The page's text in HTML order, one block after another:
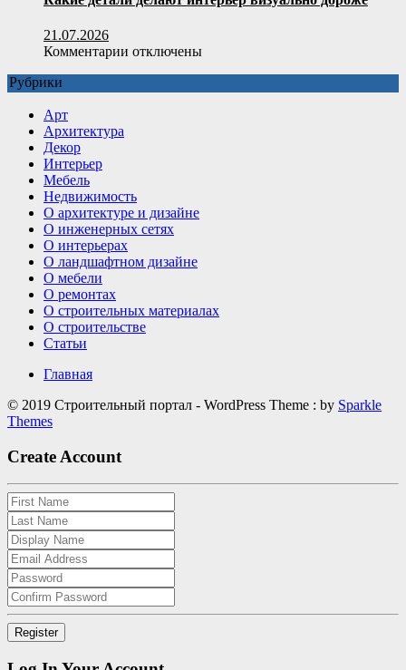
свойства
применения
21.07.2026
Комментарии котключены
Рубрики
Арт
Архитектура
Декор
Интерьер
Мебель
Недвижимость
О архитектуре и дизайне
О инженерных сетях
О интерьерах
О ландшафтном дизайне
О мебели
О ремонтах
О строительных материалах
О строительстве
Статьи
Главная
© 2019 Строительный портал - WordPress Theme : by Sparkle
Themes
Create Account